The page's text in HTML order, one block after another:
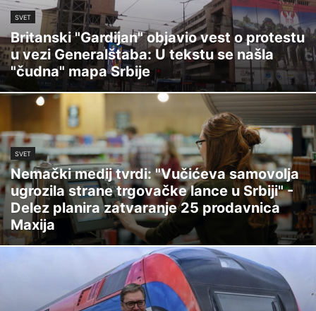
SVET
Britanski "Gardijan" objavio vest o protestu
u vezi Generalštaba: U tekstu se našla
"čudna" mapa Srbije
SVET
Nemački medij tvrdi: "Vučićeva samovolja
ugrozila strane trgovačke lance u Srbiji" -
Delez planira zatvaranje 25 prodavnica
Maxija